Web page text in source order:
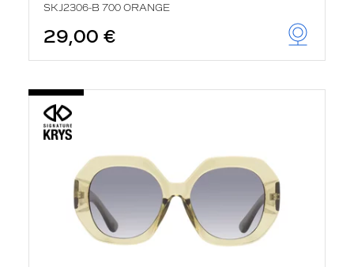
SKJ2306-B 700 ORANGE
29,00 €